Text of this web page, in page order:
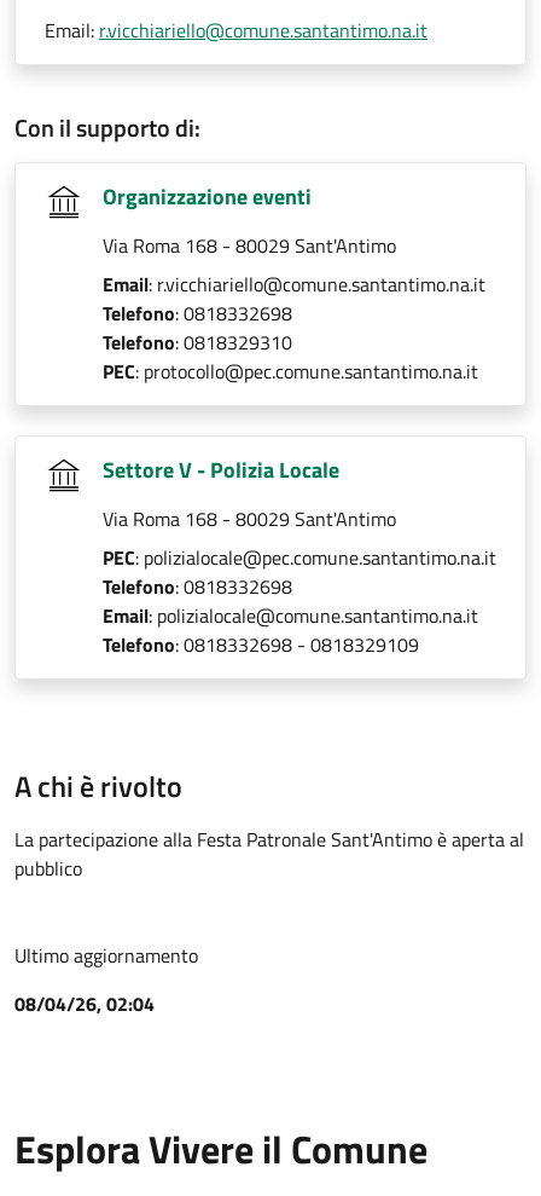
Email: r.vicchiariello@comune.santantimo.na.it
Con il supporto di:
Organizzazione eventi
Via Roma 168 - 80029 Sant'Antimo
Email: r.vicchiariello@comune.santantimo.na.it
Telefono: 0818332698
Telefono: 0818329310
PEC: protocollo@pec.comune.santantimo.na.it
Settore V - Polizia Locale
Via Roma 168 - 80029 Sant'Antimo
PEC: polizialocale@pec.comune.santantimo.na.it
Telefono: 0818332698
Email: polizialocale@comune.santantimo.na.it
Telefono: 0818332698 - 0818329109
A chi è rivolto
La partecipazione alla Festa Patronale Sant'Antimo è aperta al
pubblico
Ultimo aggiornamento
08/04/26, 02:04
Esplora Vivere il Comune